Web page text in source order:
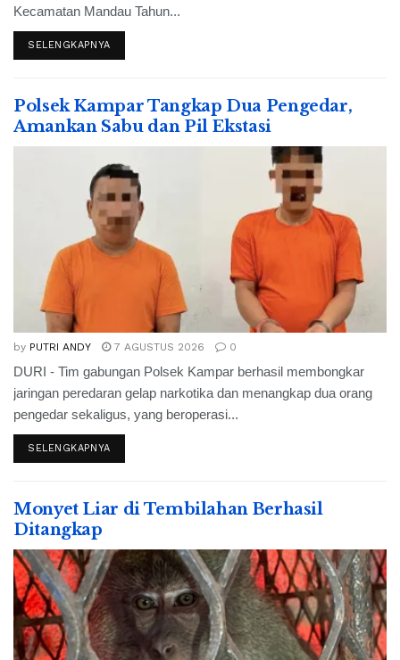
Kecamatan Mandau Tahun...
SELENGKAPNYA
Polsek Kampar Tangkap Dua Pengedar,
Amankan Sabu dan Pil Ekstasi
by PUTRI ANDY 7 AGUSTUS 2026 0
DURI - Tim gabungan Polsek Kampar berhasil membongkar
jaringan peredaran gelap narkotika dan menangkap dua orang
pengedar sekaligus, yang beroperasi...
SELENGKAPNYA
Monyet Liar di Tembilahan Berhasil
Ditangkap